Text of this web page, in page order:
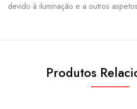
devido à iluminação e a outros
Produtos